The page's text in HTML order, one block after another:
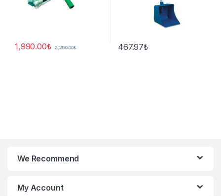
1,990.00₺ 2,290.00₺ 467.97₺
We Recommend
My Account